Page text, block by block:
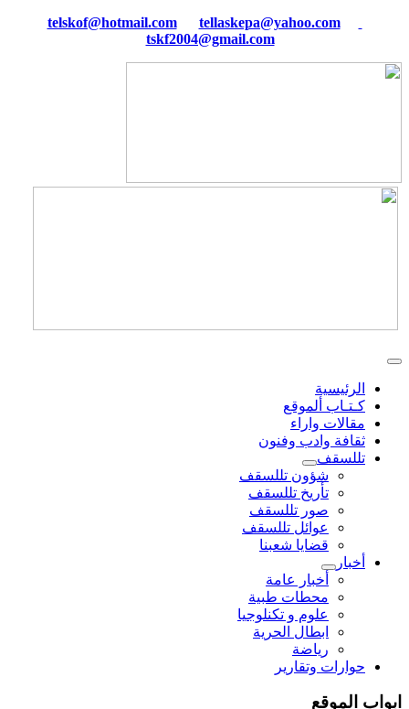
tellaskepa@yahoo.com
tskf2004@gmail.com
الرئيسية
كـتـاب ألموقع
مقالات واراء
ثقافة وادب وفنون
تللسقف
شؤون تللسقف
تأريخ تللسقف
صور تللسقف
عوائل تللسقف
قضايا شعبنا
أخبار
أخبار عامة
محطات طبية
علوم و تکنلوجیا
ابطال الحرية
رياضة
حوارات وتقارير
ابواب الموقع